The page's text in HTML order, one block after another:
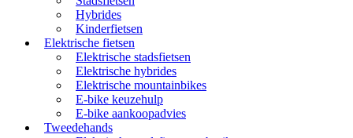
Hybrides
Kinderfietsen
Elektrische fietsen
Elektrische stadsfietsen
Elektrische hybrides
Elektrische mountainbikes
E-bike keuzehulp
E-bike aankoopadvies
Tweedehands